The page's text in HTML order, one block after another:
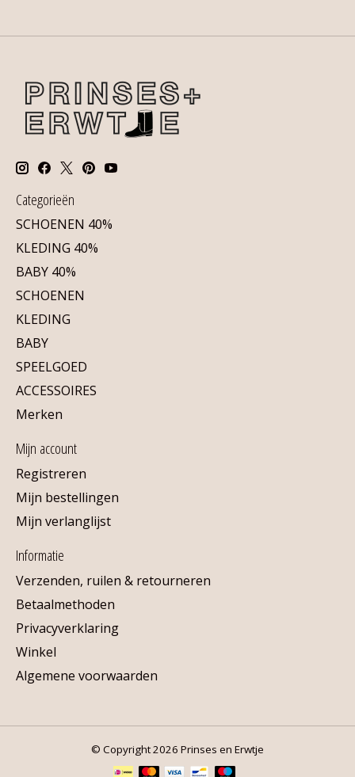
Categorieën
SCHOENEN 40%
KLEDING 40%
BABY 40%
SCHOENEN
KLEDING
BABY
SPEELGOED
ACCESSOIRES
Merken
Mijn account
Registreren
Mijn bestellingen
Mijn verlanglijst
Informatie
Verzenden, ruilen & retourneren
Betaalmethoden
Privacyverklaring
Winkel
Algemene voorwaarden
© Copyright 2026 Prinses en Erwtje